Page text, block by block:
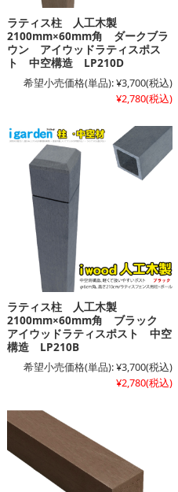
ラティス柱 人工木製
2100mm×60mm角 ダークブラ
ウン アイウッドラティスポス
ト 中空構造 LP210D
希望小売価格(単品):¥3,700(税込)
¥2,780(税込)
ラティス柱 人工木製
2100mm×60mm角 ブラック
アイウッドラティスポスト 中空
構造 LP210B
希望小売価格(単品):¥3,700(税込)
¥2,780(税込)